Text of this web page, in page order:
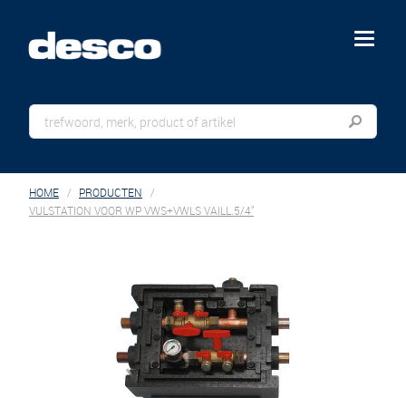
menu
HOME
PRODUCTEN
VULSTATION VOOR WP VWS+VWLS VAILL.5/4"